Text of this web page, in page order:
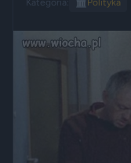
Kategoria: 🏛️ Polityka